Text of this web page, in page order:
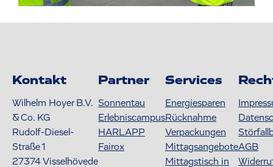
Kontakt
Wilhelm Hoyer B.V.
& Co. KG
Rudolf-Diesel-
Straße 1
27374Visselhövede
Partner
Sonnentau
Erlebniscampus
HARLAPP
Fairox
Services
Energiesparen
Rücknahme
Verpackungen
Mittagsangebote
Mittagstisch in
AGB